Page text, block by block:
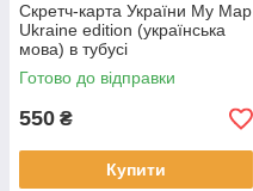
Скретч-карта України My Map
Ukraine edition (українська
мова) в тубусі
Готово до відправки
550 ₴
Купити